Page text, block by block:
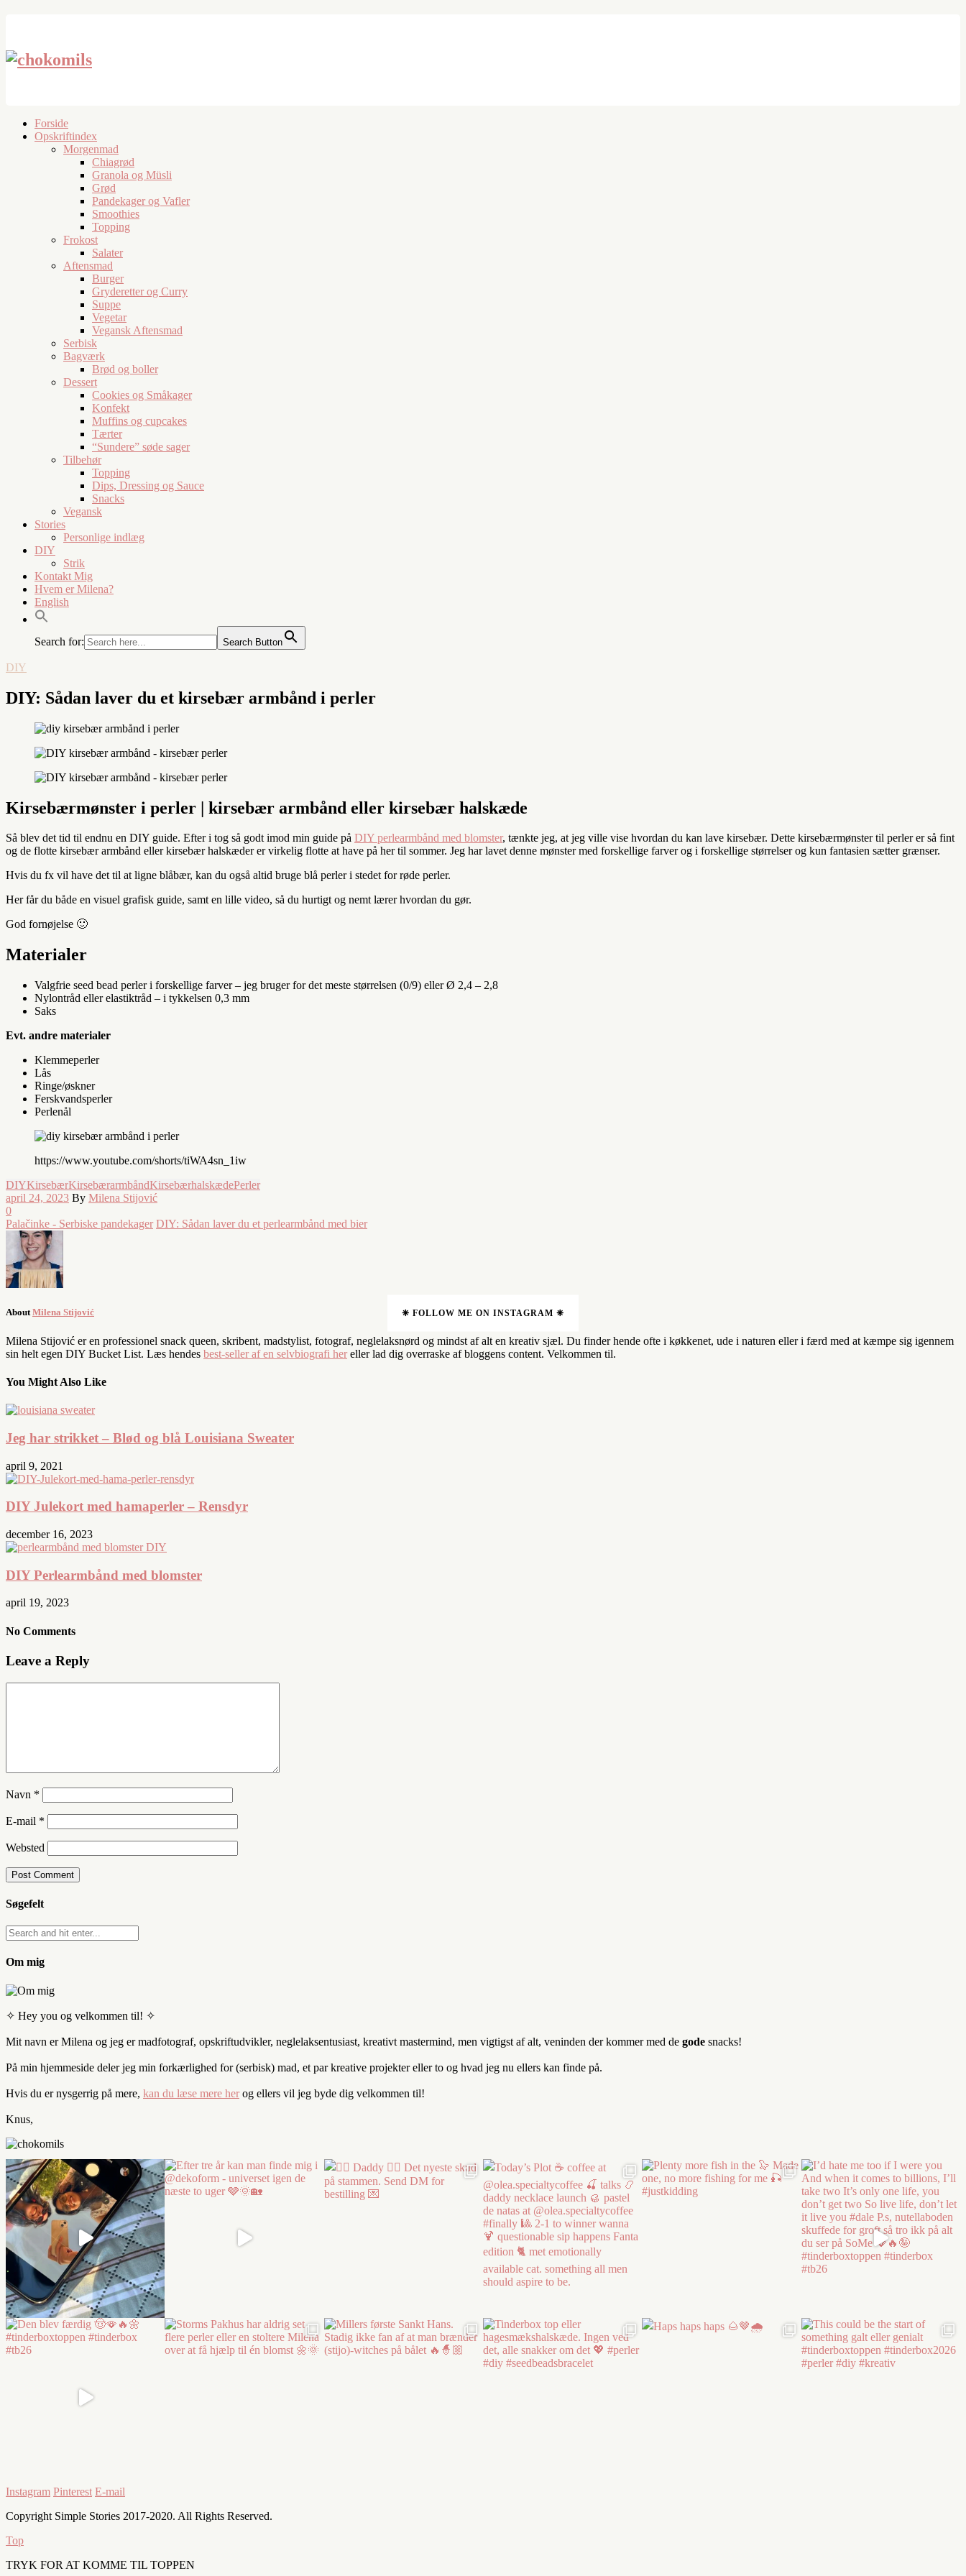
Forside
Opskriftindex
Morgenmad
Chiagrød
Granola og Müsli
Grød
Pandekager og Vafler
Smoothies
Topping
Frokost
Salater
Aftensmad
Burger
Gryderetter og Curry
Suppe
Vegetar
Vegansk Aftensmad
Serbisk
Bagværk
Brød og boller
Dessert
Cookies og Småkager
Konfekt
Muffins og cupcakes
Tærter
“Sundere” søde sager
Tilbehør
Topping
Dips, Dressing og Sauce
Snacks
Vegansk
Stories
Personlige indlæg
DIY
Strik
Kontakt Mig
Hvem er Milena?
English
Search for: Search Button
DIY
DIY: Sådan laver du et kirsebær armbånd i perler
Kirsebærmønster i perler | kirsebær armbånd eller kirsebær halskæde
Så blev det tid til endnu en DIY guide. Efter i tog så godt imod min guide på DIY perlearmbånd med blomster, tænkte jeg, at jeg ville vise hvordan du kan lave kirsebær. Dette kirsebærmønster til perler er så fint
og de flotte kirsebær armbånd eller kirsebær halskæder er virkelig flotte at have på her til sommer. Jeg har lavet denne mønster med forskellige farver og i forskellige størrelser og kun fantasien sætter grænser.
Hvis du fx vil have det til at ligne blåbær, kan du også altid bruge blå perler i stedet for røde perler.
Her får du både en visuel grafisk guide, samt en lille video, så du hurtigt og nemt lærer hvordan du gør.
God fornøjelse 🙂
Materialer
Valgfrie seed bead perler i forskellige farver – jeg bruger for det meste størrelsen (0/9) eller Ø 2,4 – 2,8
Nylontråd eller elastiktråd – i tykkelsen 0,3 mm
Saks
Evt. andre materialer
Klemmeperler
Lås
Ringe/øskner
Ferskvandsperler
Perlenål
https://www.youtube.com/shorts/tiWA4sn_1iw
DIYKirsebærKirsebærarmbåndKirsebærhalskædePerler
april 24, 2023 By Milena Stijović
0
Palačinke - Serbiske pandekager DIY: Sådan laver du et perlearmbånd med bier
About Milena Stijović
Milena Stijović er en professionel snack queen, skribent, madstylist, fotograf, neglelaksnørd og mindst af alt en kreativ sjæl. Du finder hende ofte i køkkenet, ude i naturen eller i færd med at kæmpe sig igennem
sin helt egen DIY Bucket List. Læs hendes best-seller af en selvbiografi her eller lad dig overraske af bloggens content. Velkommen til.
You Might Also Like
Jeg har strikket – Blød og blå Louisiana Sweater
april 9, 2021
DIY Julekort med hamaperler – Rensdyr
december 16, 2023
DIY Perlearmbånd med blomster
april 19, 2023
No Comments
Leave a Reply
Navn *
E-mail *
Websted
Søgefelt
Om mig
✧ Hey you og velkommen til! ✧
Mit navn er Milena og jeg er madfotograf, opskriftudvikler, neglelaksentusiast, kreativt mastermind, men vigtigst af alt, veninden der kommer med de gode snacks!
På min hjemmeside deler jeg min forkærlighed for (serbisk) mad, et par kreative projekter eller to og hvad jeg nu ellers kan finde på.
Hvis du er nysgerrig på mere, kan du læse mere her og ellers vil jeg byde dig velkommen til!
Knus,
❈ FOLLOW ME ON INSTAGRAM ❈
Instagram Pinterest E-mail
Copyright Simple Stories 2017-2020. All Rights Reserved.
Top
TRYK FOR AT KOMME TIL TOPPEN